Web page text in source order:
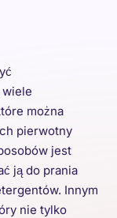
można
pierwotny
jest
ją do prania
Innym
nie tylko